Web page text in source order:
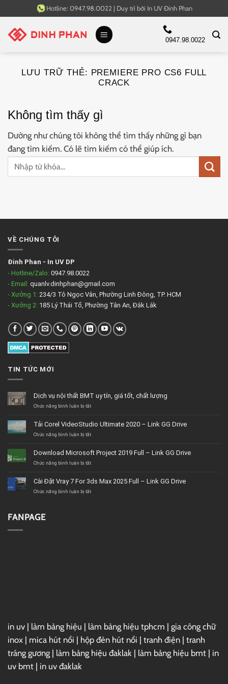
qua
nội
Hotline: 0947.98.0022 | Duy trì bởi In UV Đinh Phan
0947.98.0022
LƯU TRỮ THẺ: PREMIERE PRO CS6 FULL
CRACK
Không tìm thấy gì
Dường như chúng tôi không thể tìm thấy những gì bạn
đang tìm kiếm. Có lẽ tìm kiếm có thể giúp ích.
VỀ CHÚNG TÔI
Đinh Phan - In UV DP
- Hotline/Zalo: 0947.98.0022
- Email: quanlv.dinhphan@gmail.com
- Xưởng 1: 234/3 Tô Ngọc Vân, Phường Linh Đông, TP. HCM
- Xưởng 2: 185 Lý Thái Tổ, Phường Tân An, Đắk Lắk
TIN TỨC MỚI
Dịch vụ nội thất BMT uy tín, giá tốt, chất lượng
Chức năng bình luận bị tắtở
nội
thất
tín,
giá
lượng
Tải Corel VideoStudio Ultimate 2020 – Link GG Drive
Chức năng bình luận bị tắtở
VideoStudio
Ultimate
Link
GG
Download Microsoft Project 2019 Full – Link GG Drive
Chức năng bình luận bị tắtở
Project
2019
Cài Đặt Vray 7 For 3ds Max 2025 Full – Link GG Drive
Chức năng bình luận bị tắtở
FANPAGE
in uv | làm bảng hiệu | làm bảng hiệu tphcm | gia công chữ
inox | mica hút nổi | hộp đèn hút nổi | tranh điện | tranh
tráng gương | làm bảng hiệu đaklak | làm bảng hiệu bmt | in
uv bmt | in uv đaklak